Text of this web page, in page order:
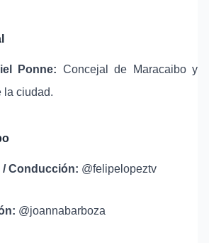
Ponne: Concejal de Maracaibo y
la ciudad.
/ Conducción: @felipelopeztv
@joannabarboza